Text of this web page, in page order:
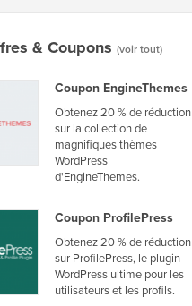
& Coupons (voir tout)
Coupon EngineThemes
Obtenez 20 % de réduction
sur la collection de
magnifiques thèmes
WordPress
d'EngineThemes.
Coupon ProfilePress
Obtenez 20 % de réduction
sur ProfilePress, le plugin
WordPress ultime pour les
utilisateurs et les profils.